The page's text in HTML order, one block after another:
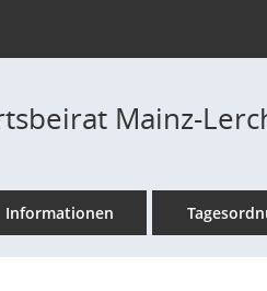
Mainz-
Informationen